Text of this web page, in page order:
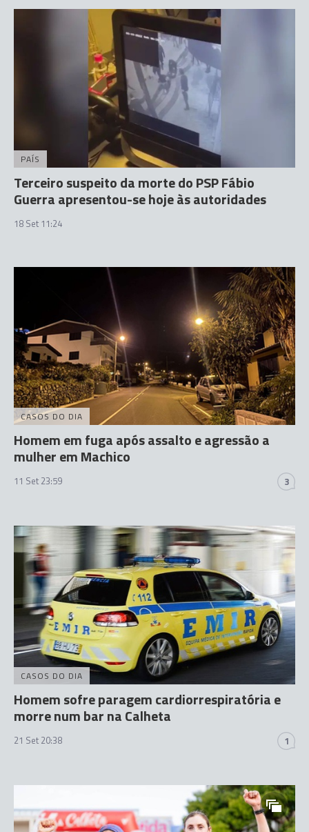
PAÍS
Terceiro suspeito da morte do PSP Fábio
Guerra apresentou-se hoje às autoridades
18 Set 11:24
CASOS DO DIA
Homem em fuga após assalto e agressão a
mulher em Machico
11 Set 23:59 3
CASOS DO DIA
Homem sofre paragem cardiorrespiratória e
morre num bar na Calheta
21 Set 20:38 1